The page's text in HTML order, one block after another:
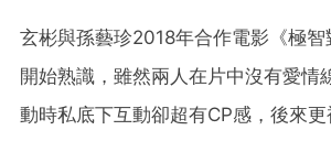
玄彬與孫藝珍2018年合作電影《極智
開始熟識，雖然兩人在片中沒有愛情
動時私底下互動卻超有CP感，後來